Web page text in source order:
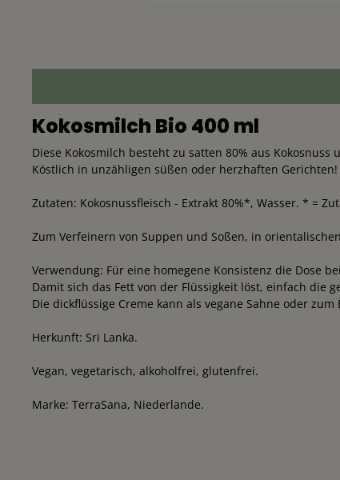
Kokosmilch Bio 400 ml
Diese Kokosmilch besteht zu satten 80% aus
Köstlich in unzähligen süßen oder herzhaften Gerichten!
Zutaten: Kokosnussfleisch - Extrakt 80%*, Wasser. * =
Zum Verfeinern von Suppen und Soßen, in
Verwendung: Für eine homegene Konsistenz die Dose
Damit sich das Fett von der Flüssigkeit löst, einfach die
Die dickflüssige Creme kann als vegane Sahne oder
Herkunft: Sri Lanka.
Vegan, vegetarisch, alkoholfrei, glutenfrei.
Marke: TerraSana, Niederlande.